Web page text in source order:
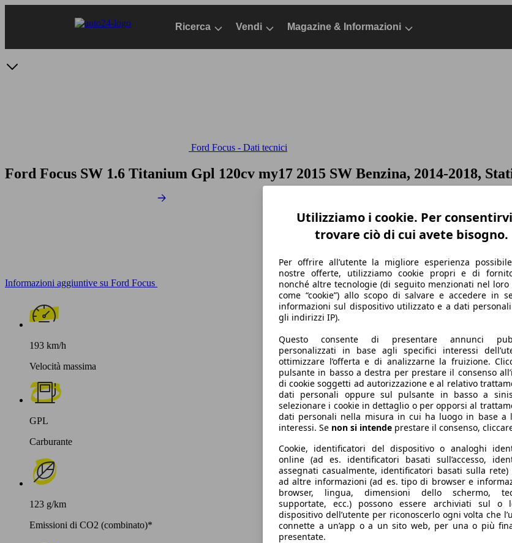
Ricerca Vendi Magazine & Informazioni
Ford Focus - Dati tecnici
Ford Focus SW 1.6 Titanium Gpl 120cv my17 2015 SW Benzina, 2014-2018,
Informazioni aggiuntive su Ford Focus
193 km/h
Velocità massima
GPL
Carburante
123 g/km
Emissioni di CO2 (combinato)*
Utilizziamo i cookie. Per
trovare ciò di cui avete bisogno.
Per offrire all’utente la migliore esperienza
nostre offerte, utilizziamo cookie propri e di
nonché altre tecnologie (di seguito menzionati nel loro
come “cookie”) allo scopo di salvare e accedere in
informazioni sul dispositivo utilizzato e a dati
gli indirizzi IP).
Questo consente di presentare annunci
personalizzati in base agli specifici interessi
ottimizzare l’offerta e di analizzarne la fruizione.
pulsante in basso a destra per prestare il consenso
di cookie soggetti ad autorizzazione e al relativo
dati personali oppure sul pulsante in basso a
selezionare i cookie in dettaglio o per opporsi al
dati personali nella misura in cui ha luogo in base a
interessi. Se non si intende prestare il consenso,
Cookie, identificatori del dispositivo o analoghi
online (ad es. identificatori basati sull’accesso,
assegnati casualmente, identificatori basati sulla rete)
ad altre informazioni (ad es. tipo di browser e
browser, lingua, dimensioni dello schermo,
supportate, ecc.) possono essere archiviati sul o
dispositivo dell’utente per riconoscerlo ogni volta che
connette a un’app o a un sito web, per una o più
presentate.